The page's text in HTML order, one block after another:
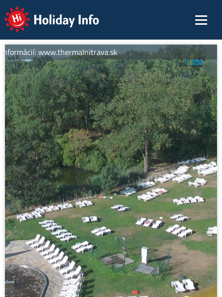
Holiday Info
www.thermalnitrava.sk